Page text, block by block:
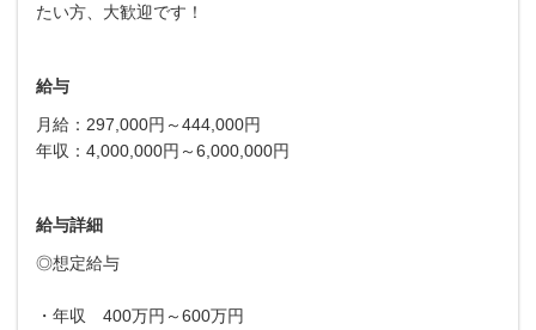
たい方、大歓迎です！
給与
月給：297,000円～444,000円
年収：4,000,000円～6,000,000円
給与詳細
◎想定給与
・年収 400万円～600万円